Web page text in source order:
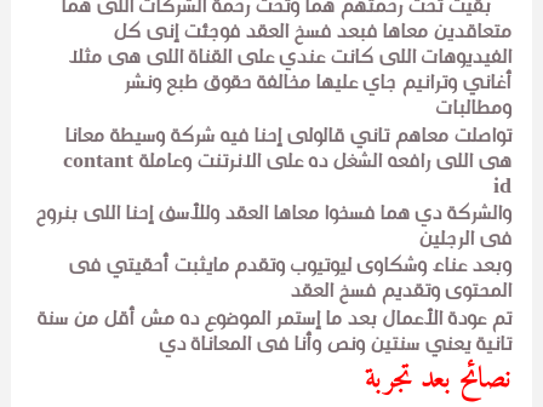
بقيت تحت رحمتهم هما وتحت رحمة الشركات اللى هما
متعاقدين معاها فبعد فسخ العقد فوجئت إنى كل
الفيديوهات اللى كانت عندي على القناة اللى هى مثلا
أغاني وترانيم جاي عليها مخالفة حقوق طبع ونشر
ومطالبات
تواصلت معاهم تاني قالولى إحنا فيه شركة وسيطة معانا
هى اللى رافعه الشغل ده على الانرتنت وعاملة contant
id
والشركة دي هما فسخوا معاها العقد وللأسف إحنا اللى بنروح
فى الرجلين
وبعد عناء وشكاوى ليوتيوب وتقدم مايثبت أحقيتي فى
المحتوى وتقديم فسخ العقد
تم عودة الأعمال بعد ما إستمر الموضوع ده مش أقل من سنة
تانية يعني سنتين ونص وأنا فى المعاناة دي
نصائح بعد تجربة